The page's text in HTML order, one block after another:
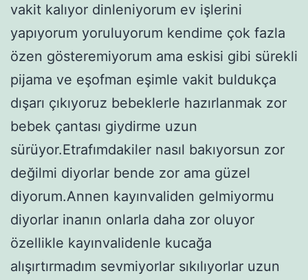
vakit kalıyor dinleniyorum ev işlerini
yapıyorum yoruluyorum kendime çok fazla
özen gösteremiyorum ama eskisi gibi sürekli
pijama ve eşofman eşimle vakit buldukça
dışarı çıkıyoruz bebeklerle hazırlanmak zor
bebek çantası giydirme uzun
sürüyor.Etrafımdakiler nasıl bakıyorsun zor
değilmi diyorlar bende zor ama güzel
diyorum.Annen kayınvaliden gelmiyormu
diyorlar inanın onlarla daha zor oluyor
özellikle kayınvalidenle kucağa
alışırtırmadım sevmiyorlar sıkılıyorlar uzun